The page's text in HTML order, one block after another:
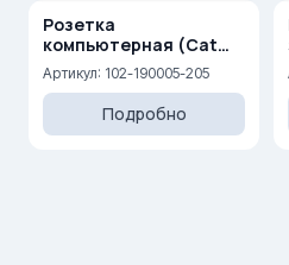
Розетка
компьютерная (Cat
6)+ ТВ — Концевая (0,5
dB) (F)
Артикул: 102-190005-205
Подробно